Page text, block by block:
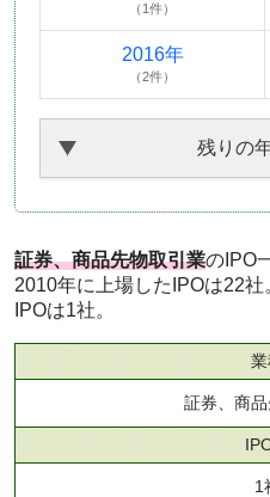
（1件）
2016年
（2件）
残りの
証券、商品先物取引業のIPO
2010年に上場したIPOは22
IPOは1社。
証券、商
1